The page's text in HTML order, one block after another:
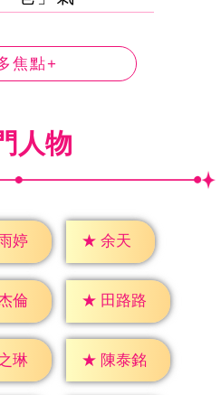
焦點+
人物
婷 ★ 余天
倫 ★ 田路路
琳 ★ 陳泰銘